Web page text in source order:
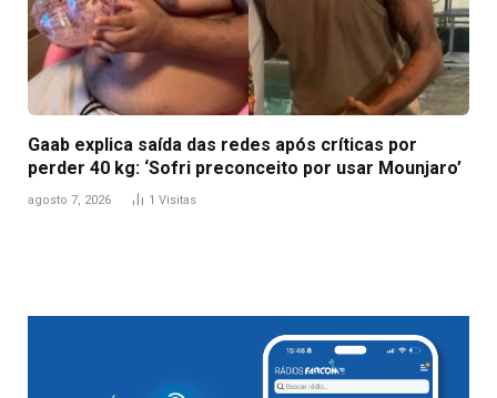
Gaab explica saída das redes após críticas por
perder 40 kg: ‘Sofri preconceito por usar Mounjaro’
agosto 7, 2026 1 Visitas